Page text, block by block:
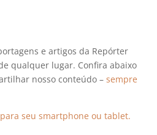
e artigos da Repórter
qualquer lugar. Confira abaixo
nosso conteúdo – sempre
seu smartphone ou tablet.